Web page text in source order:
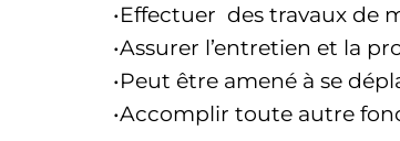
•Effectuer des travaux de
•Assurer l’entretien et la
•Peut être amené à se
•Accomplir toute autre